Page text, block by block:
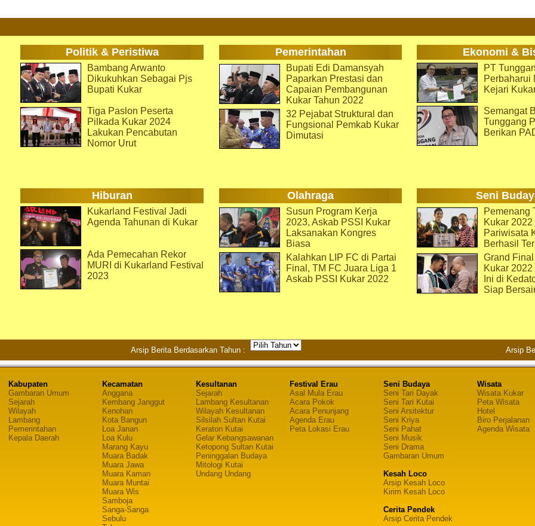
Politik & Peristiwa Pemerintahan Ekonomi &
Bambang Arwanto
Dikukuhkan Sebagai Pjs
Bupati Kukar
Tiga Paslon Peserta
Pilkada Kukar 2024
Lakukan Pencabutan
Nomor Urut
Bupati Edi Damansyah
Paparkan Prestasi dan
Capaian Pembangunan
Kukar Tahun 2022
32 Pejabat Struktural dan
Fungsional Pemkab Kukar
Dimutasi
PT
Perbaharui
Kejari
Semangat
Tunggang
Berikan
Hiburan Olahraga Seni
Kukarland Festival Jadi
Agenda Tahunan di Kukar
Ada Pemecahan Rekor
MURI di Kukarland Festival
2023
Susun Program Kerja
2023, Askab PSSI Kukar
Laksanakan Kongres
Biasa
Kalahkan LIP FC di Partai
Final, TM FC Juara Liga 1
Askab PSSI Kukar 2022
Pemenang
Kukar
Pariwisata
Berhasil
Grand
Kukar
Ini di
Siap
Arsip Berita Berdasarkan Tahun : Arsip
Kabupaten
Gambaran Umum
Sejarah
Wilayah
Lambang
Pemerintahan
Kepala Daerah
Kecamatan
Anggana
Kembang Janggut
Kenohan
Kota Bangun
Loa Janan
Loa Kulu
Marang Kayu
Muara Badak
Muara Jawa
Muara Kaman
Muara Muntai
Muara Wis
Samboja
Sanga-Sanga
Sebulu
Kesultanan
Sejarah
Lambang Kesultanan
Wilayah Kesultanan
Silsilah Sultan Kutai
Keraton Kutai
Gelar Kebangsawanan
Ketopong Sultan Kutai
Peninggalan Budaya
Mitologi Kutai
Undang Undang
Festival Erau
Asal Mula Erau
Acara Pokok
Acara Penunjang
Agenda Erau
Peta Lokasi Erau
Seni Budaya
Seni Tari Dayak
Seni Tari Kutai
Seni Arsitektur
Seni Kriya
Seni Pahat
Seni Musik
Seni Drama
Gambaran Umum
Kesah Loco
Arsip Kesah Loco
Kirim Kesah Loco
Cerita Pendek
Arsip Cerita Pendek
Wisata
Wisata Kukar
Peta Wisata
Hotel
Biro Perjalanan
Agenda Wisata